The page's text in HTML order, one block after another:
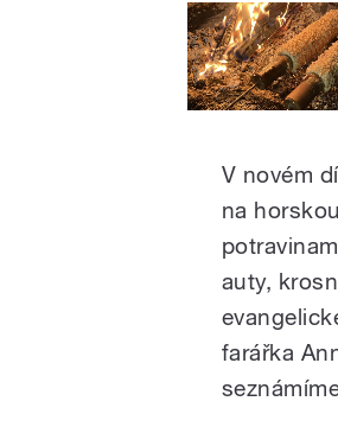
V novém
na
auty,
farářka